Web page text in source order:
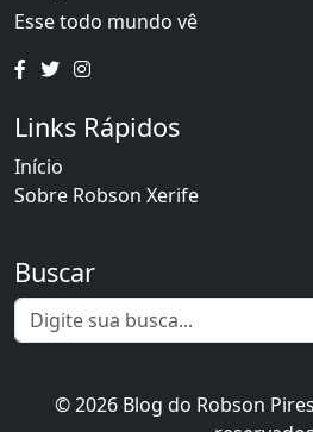
Esse todo mundo vê
Links Rápidos
Início
Sobre Robson Xerife
Buscar
© 2026 Blog do Robson